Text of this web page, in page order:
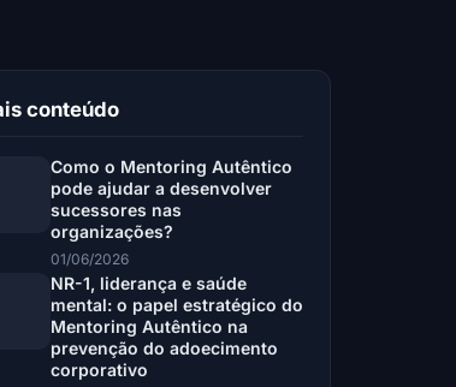
conteúdo
Como o Mentoring Autêntico
pode ajudar a desenvolver
sucessores nas
organizações?
01/06/2026
NR-1, liderança e saúde
mental: o papel estratégico do
Mentoring Autêntico na
prevenção do adoecimento
corporativo